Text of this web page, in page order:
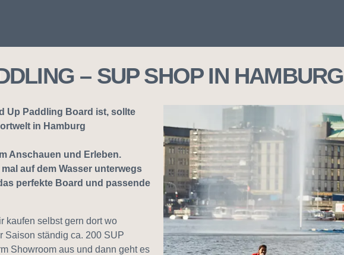
– SUP SHOP IN HAMBURG
Up Paddling Board ist, sollte
in Hamburg
Anschauen und Erleben.
auf dem Wasser unterwegs
perfekte Board und passende
kaufen selbst gern dort wo
Saison ständig ca. 200 SUP
Showroom aus und dann geht es